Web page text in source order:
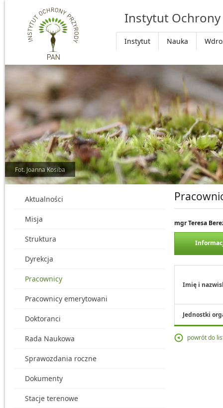
Przejdź do głównej treści
Instytut Ochrony
Instytut Nauka
Fot. Joanna Kosiba
Aktualności
Misja
Struktura
Dyrekcja
Pracownicy
Pracownicy emerytowani
Doktoranci
Rada Naukowa
Sprawozdania roczne
Dokumenty
Stacje terenowe
mgr Teresa
Imię i
Jednostki
powrót do